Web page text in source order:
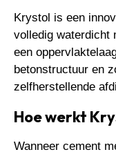
Krystol is een
volledig waterdicht
een
betonstructuur en
zelfherstellende
Hoe werkt
Wanneer cement